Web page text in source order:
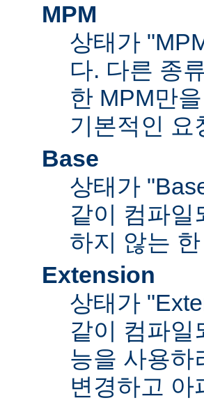
MPM
상태가
다. 다른 종
한 MPM만
기본적인 요
Base
상태가
같이 컴파일
하지 않는
Extension
상태가
같이 컴파일
능을 사용하
변경하고 아